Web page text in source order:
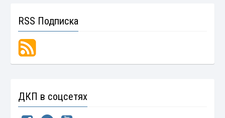
RSS Подписка
ДКП в соцсетях